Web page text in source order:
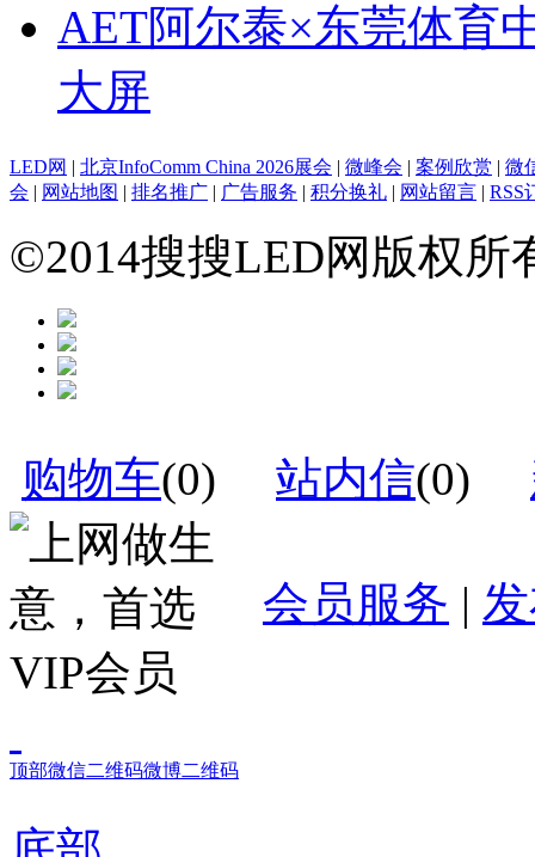
AET阿尔泰×东莞体育
大屏
LED网 北京InfoComm China 2026展会 微峰会 案例欣赏
微
会
网站地图 排名推广 广告服务 积分换礼 网站留言 RSS
©2014搜搜LED网版权
购物车(0) 站内信(0)
会员服务 |
顶部微信二维码微博二维码